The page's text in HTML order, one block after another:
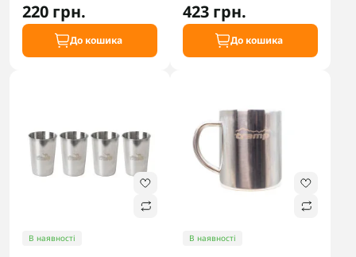
220 грн.
До кошика
423 грн.
До кошика
В наявності В наявності